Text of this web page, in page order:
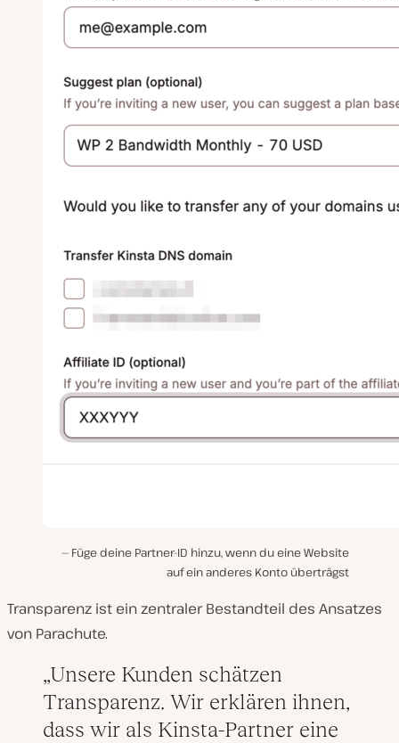
Füge deine Partner-ID hinzu, wenn du eine Website
auf ein anderes Konto überträgst
Transparenz ist ein zentraler Bestandteil des Ansatzes
von Parachute.
Unsere Kunden schätzen
Transparenz. Wir erklären ihnen,
dass wir als Kinsta-Partner eine